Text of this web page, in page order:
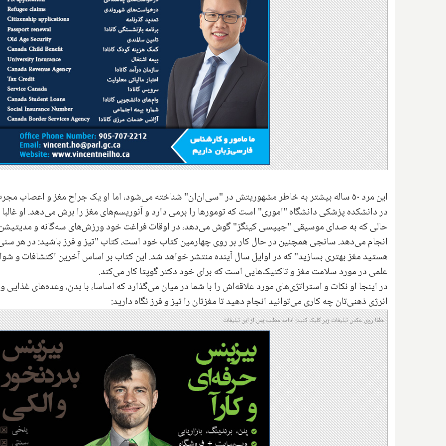
این مرد ۵۰ ساله بیشتر به خاطر مشهوریتش در "سی‌ان‌ان" شناخته می‌شود، اما او یک جراح مغز و اعصاب
در دانشکده پزشکی دانشگاه "اموری" است که تومورها را برمی دارد و آنوریسم‌های مغز را برش می‌دهد. او
حالی که به صدای موسیقی "جیپسی کینگز" گوش می‌دهد، در اوقات فراغت خود ورزش‌های سه‌گانه و
انجام می‌دهد. سانجی همچنین در حال کار بر روی چهارمین کتاب خود است، کتاب "تیز و فرز باشید: در هر
هستید مغز بهتری بسازید" که در اوایل سال آینده منتشر خواهد شد. این کتاب بر اساس آخرین اکتشافات و
علمی در مورد سلامت مغز و تاکتیک‌هایی است که برای خود دکتر گوپتا کار می‌کند.
در اینجا او نکات و استراتژی‌های مورد علاقه‌اش را با شما در میان می‌گذارد که اساسا، با بدن، وعده‌های غذایی و
انرژی ذهنی‌تان چه کاری می‌توانید انجام دهید تا مغزتان را تیز و فرز نگاه دارید:
لطفا روی عکس تبلیغات زیر کلیک کنید؛ ادامه مطلب پس از این تبلیغات